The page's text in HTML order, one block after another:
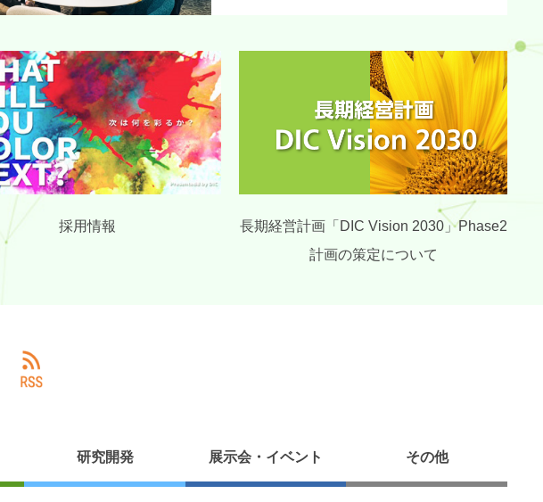
採用情報
長期経営計画「DIC Vision 2030」Phase2
計画の策定について
研究開発 展示会・イベント その他